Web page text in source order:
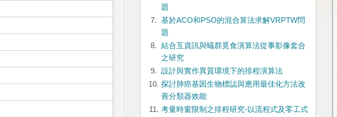
題
7.
基於ACO和PSO的混合算法求解VRPTW問
題
8.
結合互資訊與蟻群覓食演算法從事影像套合
之研究
9.
設計與實作異質環境下的排程演算法
10. 探討肺癌基因生物標誌與應用最佳化方法改
善分類器效能
11. 考量時窗限制之排程研究-以流程式及零工式